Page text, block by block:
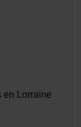
en Lorraine